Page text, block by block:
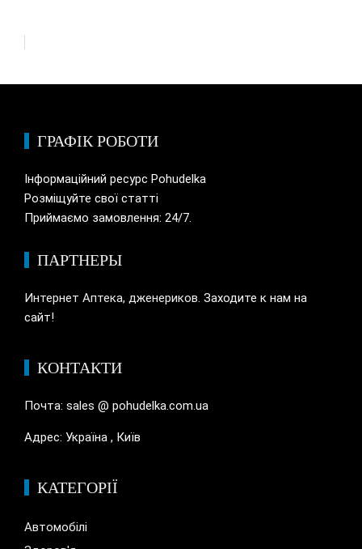
"русского мира" в Ирпене
ГРАФІК РОБОТИ
Інформаційний ресурс Pohudelka
Розміщуйте свої статті
Приймаємо замовлення: 24/7.
ПАРТНЕРЫ
Интернет Аптека, дженериков. Заходите к нам на
сайт!
КОНТАКТИ
Почта: sales @ pohudelka.com.ua
Адрес: Україна , Київ
КАТЕГОРІЇ
Автомобілі